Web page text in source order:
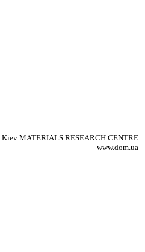
MATERIALS RESEARCH CENTRE
www.dom.ua